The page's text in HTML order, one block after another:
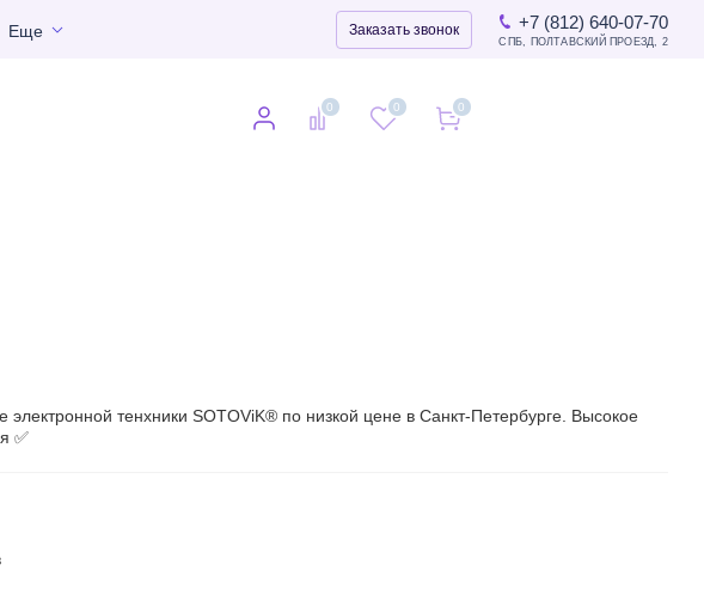
Еще Заказать звонок +7 (812) 640-07-70
СПБ, ПОЛТАВСКИЙ ПРОЕЗД, 2
0 0 0
0
тенхники SOTOViK® по низкой цене в Санкт-Петербурге. Высокое
✅